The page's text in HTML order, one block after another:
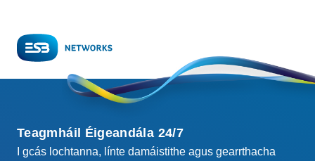
Teagmháil Éigeandála 24/7
I gcás lochtanna, línte damáistithe agus gearrthacha